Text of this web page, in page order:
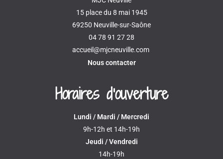
15 place du 8 mai 1945
69250 Neuville-sur-Saône
04 78 91 27 28
accueil@mjcneuville.com
Nous contacter
Horaires d'ouverture
Lundi / Mardi / Mercredi
9h-12h et 14h-19h
Jeudi / Vendredi
14h-19h